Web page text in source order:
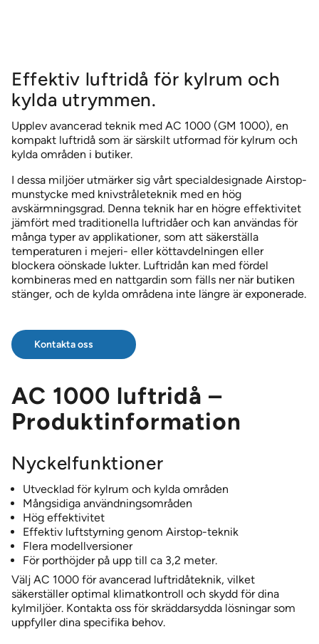
NATTGARDIN *Endast den skandinaviska marknaden
PORTAL 300 luftridå – Lågbyggt fläktaggregat
POWERSTREAM DSB luftridå
POWERSTREAM DSB AIRLOCK luftridå
POWERSTREAM DSB COMFORT luftridå
ROUNDEL luftridå – Karuselldörrar
TERMINAL luftridåsystem – Flera portar
Effektiv luftridå för kylrum och
kylda utrymmen.
Upplev avancerad teknik med AC 1000 (GM 1000), en
kompakt luftridå som är särskilt utformad för kylrum och
kylda områden i butiker.
I dessa miljöer utmärker sig vårt specialdesignade Airstop-
munstycke med knivstråleteknik med en hög
avskärmningsgrad. Denna teknik har en högre effektivitet
jämfört med traditionella luftridåer och kan användas för
många typer av applikationer, som att säkerställa
temperaturen i mejeri- eller köttavdelningen eller
blockera oönskade lukter. Luftridån kan med fördel
kombineras med en nattgardin som fälls ner när butiken
stänger, och de kylda områdena inte längre är exponerade.
Kontakta oss
AC 1000 luftridå –
Produktinformation
Nyckelfunktioner
Utvecklad för kylrum och kylda områden
Mångsidiga användningsområden
Hög effektivitet
Effektiv luftstyrning genom Airstop-teknik
Flera modellversioner
För porthöjder på upp till ca 3,2 meter.
Välj AC 1000 för avancerad luftridåteknik, vilket
säkerställer optimal klimatkontroll och skydd för dina
kylmiljöer. Kontakta oss för skräddarsydda lösningar som
uppfyller dina specifika behov.